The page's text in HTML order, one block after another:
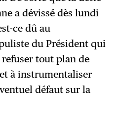
a dévissé dès lundi
ce dû au
du Président qui
tout plan de
à instrumentaliser
défaut sur la